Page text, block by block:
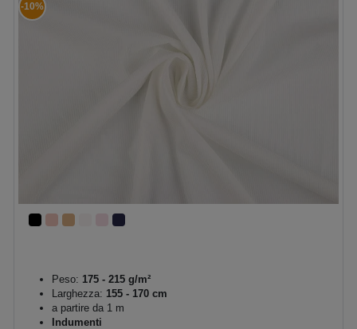
-10%
Peso: 175 - 215 g/m²
Larghezza: 155 - 170 cm
a partire da 1 m
Indumenti